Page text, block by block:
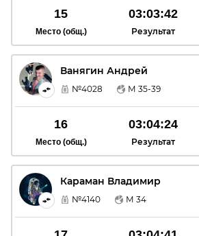
15
Место (общ.)
03:03:42
Результат
ВА Ванягин Андрей
№4028 М 35-39
16
Место (общ.)
03:04:24
Результат
КВ Караман Владимир
№4140 М 34